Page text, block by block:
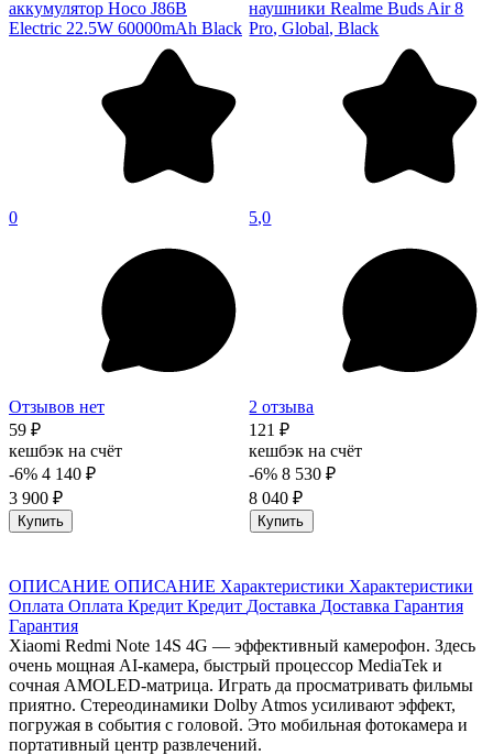
аккумулятор Hoco J86B
Electric 22.5W 60000mAh Black
0
Отзывов нет
59 ₽
кешбэк на счёт
-6% 4 140 ₽
3 900 ₽
Купить
наушники Realme Buds Air 8
Pro, Global, Black
5,0
2 отзыва
121 ₽
кешбэк на счёт
-6% 8 530 ₽
8 040 ₽
Купить
ОПИСАНИЕ ОПИСАНИЕ Характеристики Характеристики
Оплата Оплата Кредит Кредит Доставка Доставка Гарантия
Гарантия
Xiaomi Redmi Note 14S 4G — эффективный камерофон. Здесь
очень мощная AI-камера, быстрый процессор MediaTek и
сочная AMOLED-матрица. Играть да просматривать фильмы
приятно. Стереодинамики Dolby Atmos усиливают эффект,
погружая в события с головой. Это мобильная фотокамера и
портативный центр развлечений.